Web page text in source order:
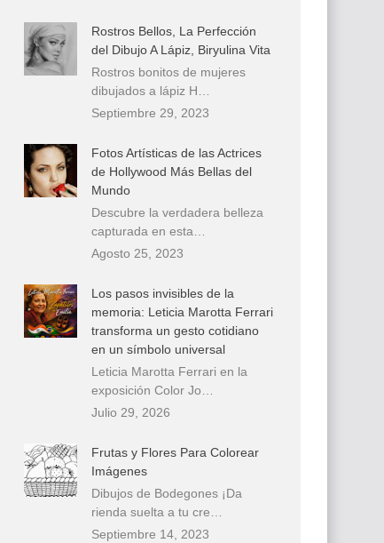
Rostros Bellos, La Perfección
del Dibujo A Lápiz, Biryulina Vita
Rostros bonitos de mujeres
dibujados a lápiz H…
Septiembre 29, 2023
Fotos Artísticas de las Actrices
de Hollywood Más Bellas del
Mundo
Descubre la verdadera belleza
capturada en esta…
Agosto 25, 2023
Los pasos invisibles de la
memoria: Leticia Marotta Ferrari
transforma un gesto cotidiano
en un símbolo universal
Leticia Marotta Ferrari en la
exposición Color Jo…
Julio 29, 2026
Frutas y Flores Para Colorear
Imágenes
Dibujos de Bodegones ¡Da
rienda suelta a tu cre…
Septiembre 14, 2023